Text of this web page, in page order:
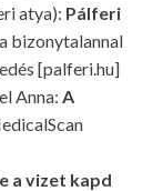
atya): Pálferi
bizonytalannal
[palferi.hu]
Anna: A
a vizet kapd